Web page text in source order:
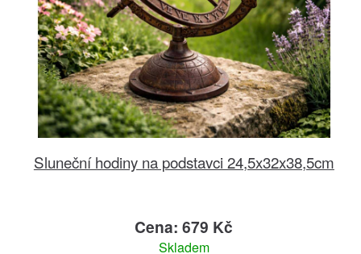
Sluneční hodiny na podstavci 24,5x32x38,5cm
Cena: 679 Kč
Skladem